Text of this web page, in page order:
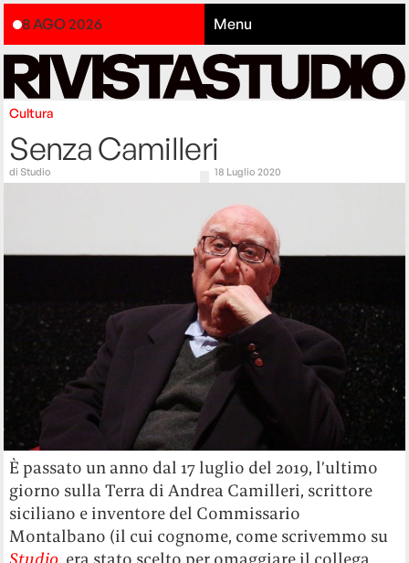
8 AGO 2026 Menu
Cultura
Senza Camilleri
diStudio 18 Luglio 2020
È passato un anno dal 17 luglio del 2019, l’ultimo
giorno sulla Terra di Andrea Camilleri, scrittore
siciliano e inventore del Commissario
Montalbano (il cui cognome, come scrivemmo su